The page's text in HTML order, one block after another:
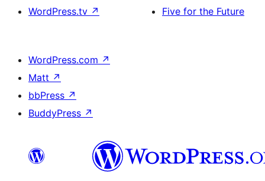
WordPress.tv ↗
Five for the Future
WordPress.com ↗
Matt ↗
bbPress ↗
BuddyPress ↗